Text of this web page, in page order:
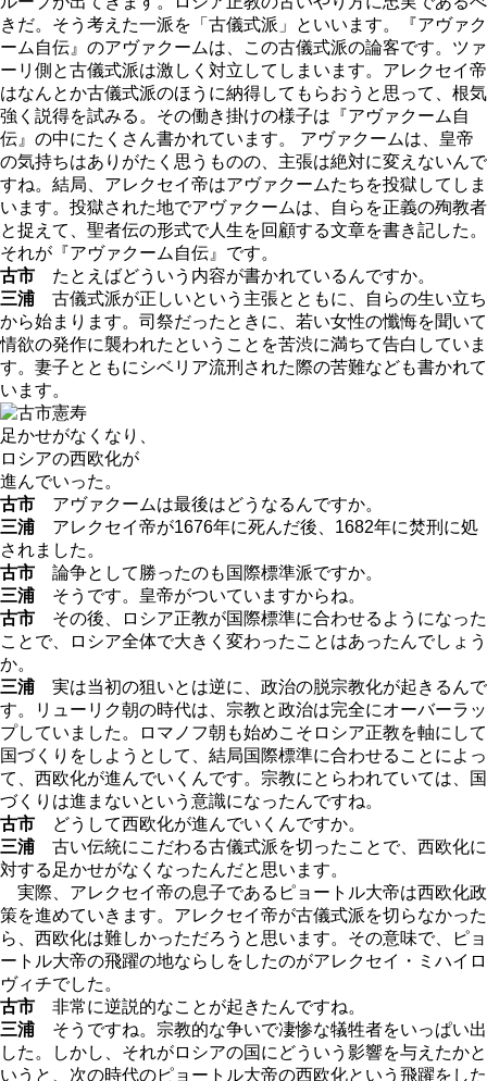
きだ。そう考えた一派を「古儀式派」といいます。『アヴァク
ーム自伝』のアヴァクームは、この古儀式派の論客です。ツァ
ーリ側と古儀式派は激しく対立してしまいます。アレクセイ帝
はなんとか古儀式派のほうに納得してもらおうと思って、根気
強く説得を試みる。その働き掛けの様子は『アヴァクーム自
伝』の中にたくさん書かれています。 アヴァクームは、皇帝
の気持ちはありがたく思うものの、主張は絶対に変えないんで
すね。結局、アレクセイ帝はアヴァクームたちを投獄してしま
います。投獄された地でアヴァクームは、自らを正義の殉教者
と捉えて、聖者伝の形式で人生を回顧する文章を書き記した。
それが『アヴァクーム自伝』です。
古市 たとえばどういう内容が書かれているんですか。
三浦 古儀式派が正しいという主張とともに、自らの生い立ち
から始まります。司祭だったときに、若い女性の懺悔を聞いて
情欲の発作に襲われたということを苦渋に満ちて告白していま
す。妻子とともにシベリア流刑された際の苦難なども書かれて
います。
足かせがなくなり、
ロシアの西欧化が
進んでいった。
古市 アヴァクームは最後はどうなるんですか。
三浦 アレクセイ帝が1676年に死んだ後、1682年に焚刑に処
されました。
古市 論争として勝ったのも国際標準派ですか。
三浦 そうです。皇帝がついていますからね。
古市 その後、ロシア正教が国際標準に合わせるようになった
ことで、ロシア全体で大きく変わったことはあったんでしょう
か。
三浦 実は当初の狙いとは逆に、政治の脱宗教化が起きるんで
す。リューリク朝の時代は、宗教と政治は完全にオーバーラッ
プしていました。ロマノフ朝も始めこそロシア正教を軸にして
国づくりをしようとして、結局国際標準に合わせることによっ
て、西欧化が進んでいくんです。宗教にとらわれていては、国
づくりは進まないという意識になったんですね。
古市 どうして西欧化が進んでいくんですか。
三浦 古い伝統にこだわる古儀式派を切ったことで、西欧化に
対する足かせがなくなったんだと思います。
実際、アレクセイ帝の息子であるピョートル大帝は西欧化政
策を進めていきます。アレクセイ帝が古儀式派を切らなかった
ら、西欧化は難しかっただろうと思います。その意味で、ピョ
ートル大帝の飛躍の地ならしをしたのがアレクセイ・ミハイロ
ヴィチでした。
古市 非常に逆説的なことが起きたんですね。
三浦 そうですね。宗教的な争いで凄惨な犠牲者をいっぱい出
した。しかし、それがロシアの国にどういう影響を与えたかと
いうと、次の時代のピョートル大帝の西欧化という飛躍をした